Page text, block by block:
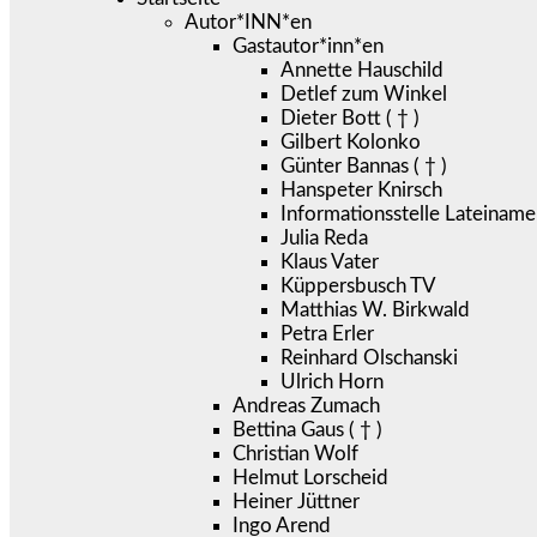
Autor*INN*en
Gastautor*inn*en
Annette Hauschild
Detlef zum Winkel
Dieter Bott ( † )
Gilbert Kolonko
Günter Bannas ( † )
Hanspeter Knirsch
Informationsstelle
Julia Reda
Klaus Vater
Küppersbusch TV
Matthias W. Birkwald
Petra Erler
Reinhard Olschanski
Ulrich Horn
Andreas Zumach
Bettina Gaus ( † )
Christian Wolf
Helmut Lorscheid
Heiner Jüttner
Ingo Arend